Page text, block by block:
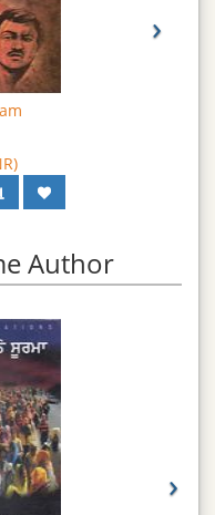
›
Author
›